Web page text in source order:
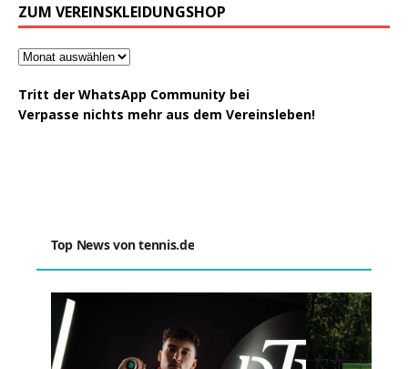
ZUM VEREINSKLEIDUNGSHOP
Tritt der WhatsApp Community bei
Verpasse nichts mehr aus dem Vereinsleben!